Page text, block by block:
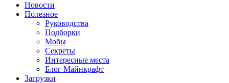
Новости
Полезное
Руководства
Подборки
Мобы
Секреты
Интересные места
Блог Майнкрафт
Загрузки